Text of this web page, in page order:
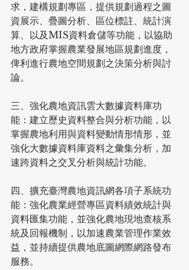
求，建構規劃專區，提供規劃過程之圖
資展示、疊圖分析、區位標註、統計演
算、以及MIS資料倉儲等功能，以協助
地方政府掌握農業發展地區規劃進度，
俾利進行農地空間規劃之決策分析與討
論。
三、強化農地資訊雲大數據資料庫功
能：建立歷史資料整合與分析功能，以
掌握農地利用與資料變動情形情形，並
強化大數據資料庫資料之彙集分析，加
速跨資料之交叉分析與統計功能。
四、擴充臺灣農地資訊網各項子系統功
能：強化農業經營專區資料績效統計與
資料匯集功能，並強化農地現地查核系
統及回報機制，以加速農業管理作業效
益，並持續提供農地底圖網際網路發布
服務。